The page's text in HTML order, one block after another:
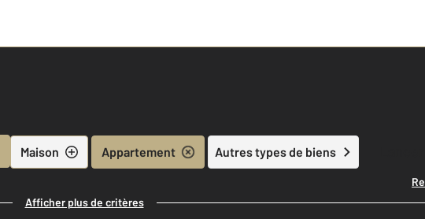
Maison Appartement Autres types de biens
Afficher plus de critères